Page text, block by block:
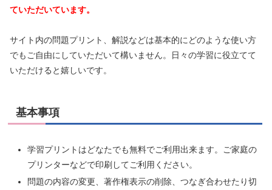
ていただいています。
サイト内の問題プリント、解説などは基本的にどのような使い方
でもご自由にしていただいて構いません。日々の学習に役立てて
いただけると嬉しいです。
基本事項
学習プリントはどなたでも無料でご利用出来ます。ご家庭の
プリンターなどで印刷してご利用ください。
問題の内容の変更、著作権表示の削除、つなぎ合わせたり切